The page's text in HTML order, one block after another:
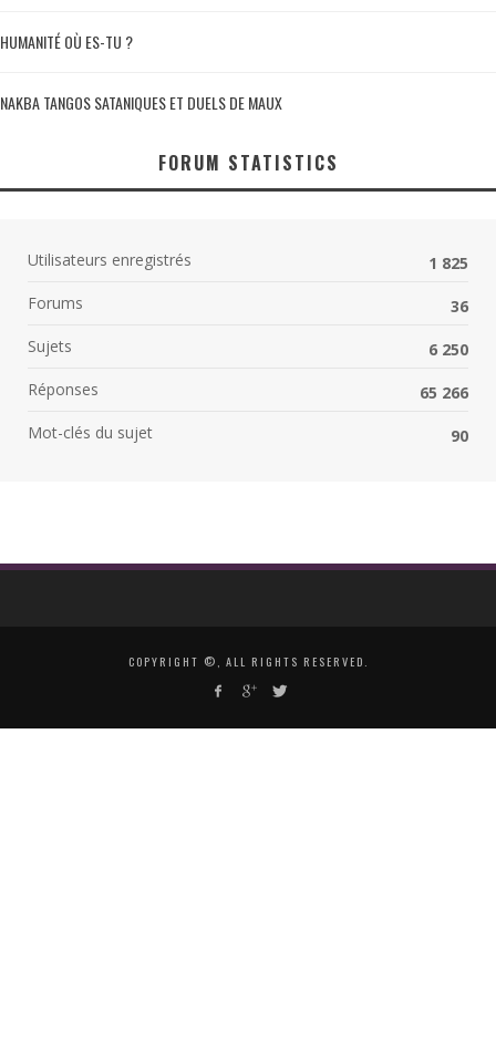
HUMANITÉ OÙ ES-TU ?
NAKBA TANGOS SATANIQUES ET DUELS DE MAUX
FORUM STATISTICS
Utilisateurs enregistrés
1 825
Forums
36
Sujets
6 250
Réponses
65 266
Mot-clés du sujet
90
COPYRIGHT ©, ALL RIGHTS RESERVED.